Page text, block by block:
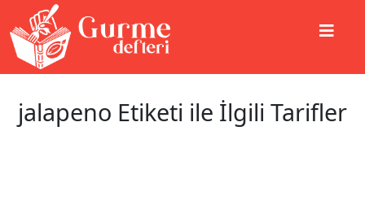
jalapeno Etiketi ile İlgili Tarifler